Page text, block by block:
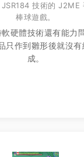
JSR184 技術的 J2ME
棒球遊戲。
硬體技術還有能力
只作到雛形後就沒
成。